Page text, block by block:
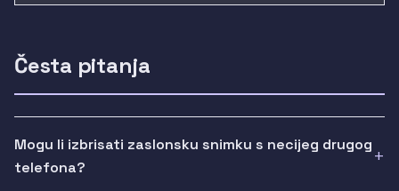
Česta pitanja
Mogu li izbrisati zaslonsku snimku s necijeg drugog
telefona?